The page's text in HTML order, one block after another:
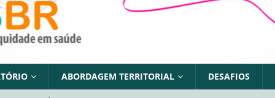
ABORDAGEM TERRITORIAL DESAFIOS